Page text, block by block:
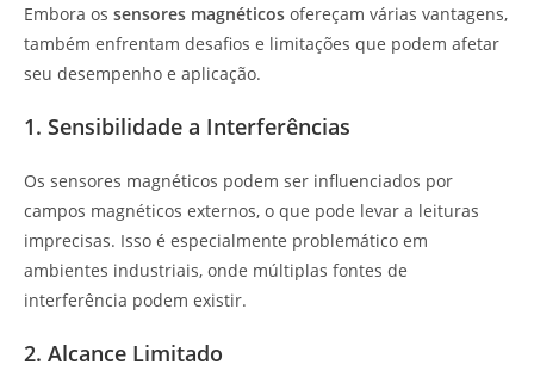
Embora os sensores magnéticos ofereçam várias vantagens,
também enfrentam desafios e limitações que podem afetar
seu desempenho e aplicação.
1. Sensibilidade a Interferências
Os sensores magnéticos podem ser influenciados por
campos magnéticos externos, o que pode levar a leituras
imprecisas. Isso é especialmente problemático em
ambientes industriais, onde múltiplas fontes de
interferência podem existir.
2. Alcance Limitado